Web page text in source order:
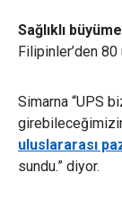
Sağlıklı
Filipinler’den
Simarna “UPS
uluslararası
sundu.” diyor.